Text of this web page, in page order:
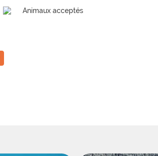
Animaux acceptés